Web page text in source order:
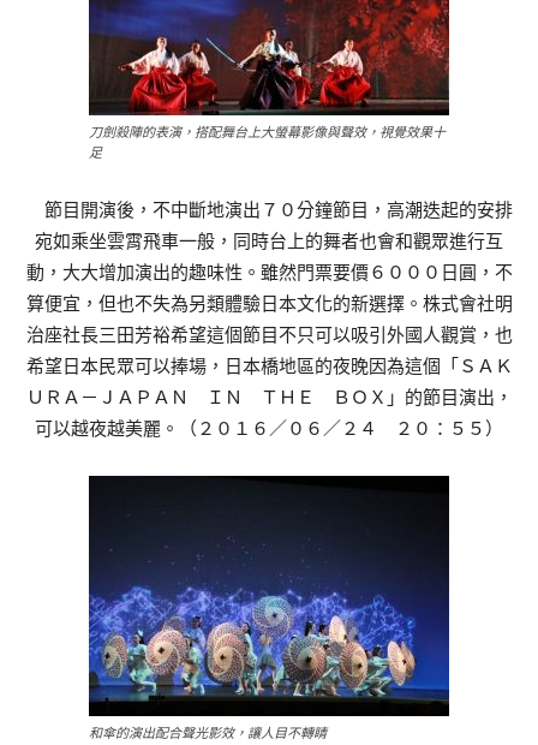
刀劍殺陣的表演，搭配舞台上大螢幕影像與聲效，視覺效果十
足
節目開演後，不中斷地演出７０分鐘節目，高潮迭起的安排
宛如乘坐雲霄飛車一般，同時台上的舞者也會和觀眾進行互
動，大大增加演出的趣味性。雖然門票要價６０００日圓，不
算便宜，但也不失為另類體驗日本文化的新選擇。株式會社明
治座社長三田芳裕希望這個節目不只可以吸引外國人觀賞，也
希望日本民眾可以捧場，日本橋地區的夜晚因為這個「ＳＡＫ
ＵＲＡ－ＪＡＰＡＮ ＩＮ ＴＨＥ ＢＯＸ」的節目演出，
可以越夜越美麗。（２０１６／０６／２４ ２０：５５）
和傘的演出配合聲光影效，讓人目不轉睛